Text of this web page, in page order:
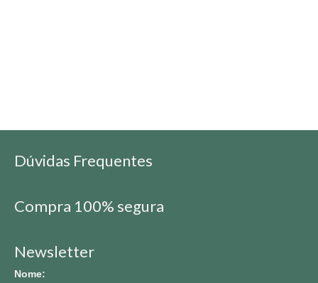
Dúvidas Frequentes
Compra 100% segura
Newsletter
Nome: